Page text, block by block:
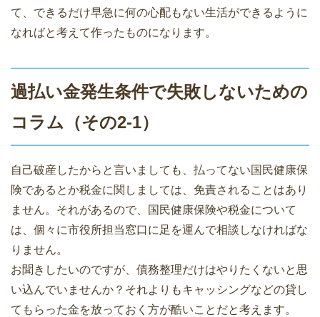
て、できるだけ早急に何の心配もない生活ができるように
なればと考えて作ったものになります。
過払い金発生条件で失敗しないための
コラム（その2-1）
自己破産したからと言いましても、払ってない国民健康保
険であるとか税金に関しましては、免責されることはあり
ません。それがあるので、国民健康保険や税金について
は、個々に市役所担当窓口に足を運んで相談しなければな
りません。
お聞きしたいのですが、債務整理だけはやりたくないと思
い込んでいませんか？それよりもキャッシングなどの貸し
てもらった金を放っておく方が酷いことだと考えます。